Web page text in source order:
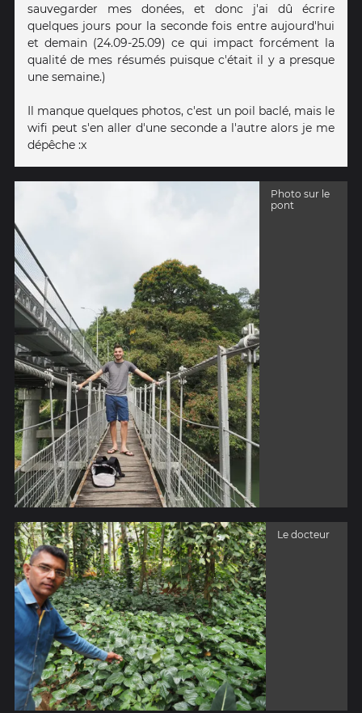
sauvegarder mes donées, et donc j'ai dû écrire
quelques jours pour la seconde fois entre aujourd'hui
et demain (24.09-25.09) ce qui impact forcément la
qualité de mes résumés puisque c'était il y a presque
une semaine.)
Il manque quelques photos, c'est un poil baclé, mais le
wifi peut s'en aller d'une seconde a l'autre alors je me
dépêche :x
Photo sur le
pont
Le docteur